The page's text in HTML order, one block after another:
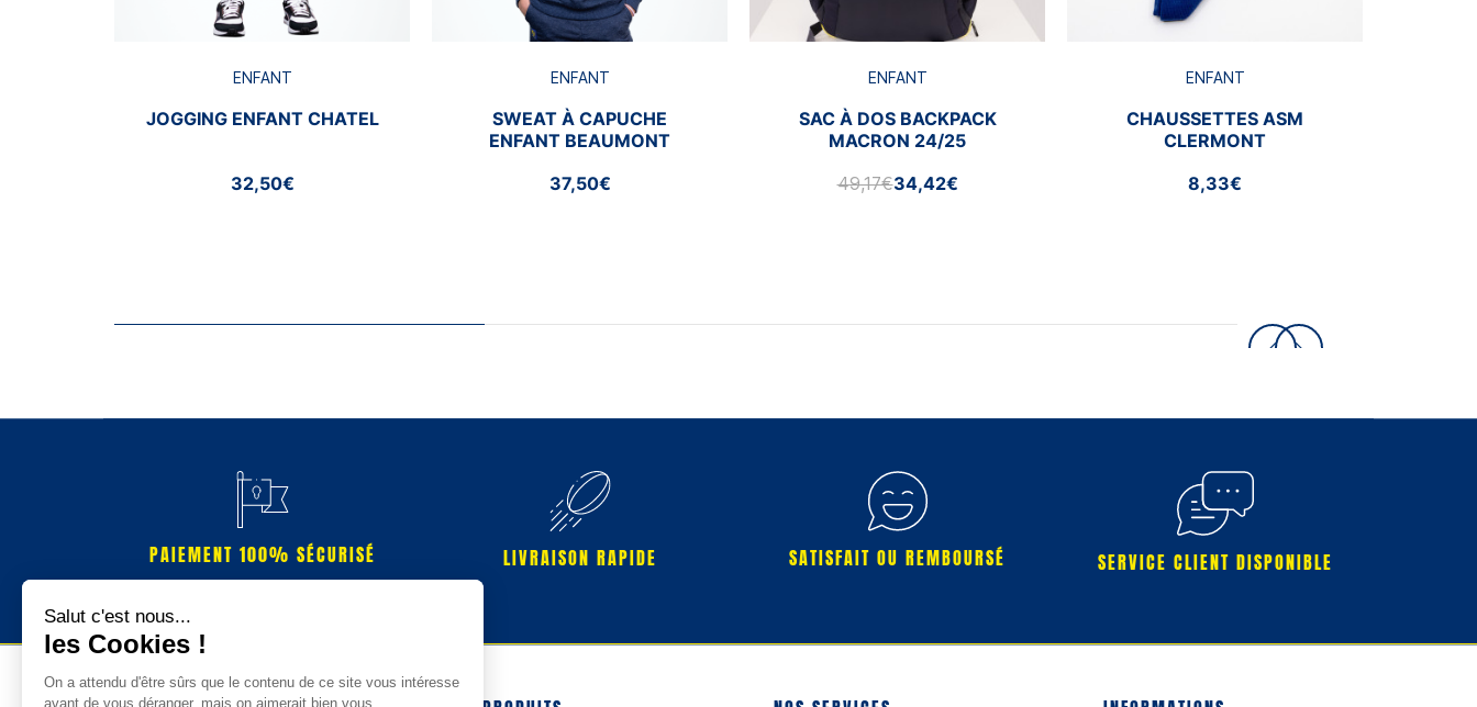
ENFANT
JOGGING ENFANT CHATEL
32,50€
ENFANT
SWEAT À CAPUCHE
ENFANT BEAUMONT
37,50€
ENFANT
SAC À DOS BACKPACK
MACRON 24/25
49,17€34,42€
ENFANT
CHAUSSETTES ASM
CLERMONT
8,33€
PAIEMENT 100% SÉCURISÉ LIVRAISON RAPIDE SATISFAIT OU REMBOURSÉ SERVICE CLIENT DISPONIBLE